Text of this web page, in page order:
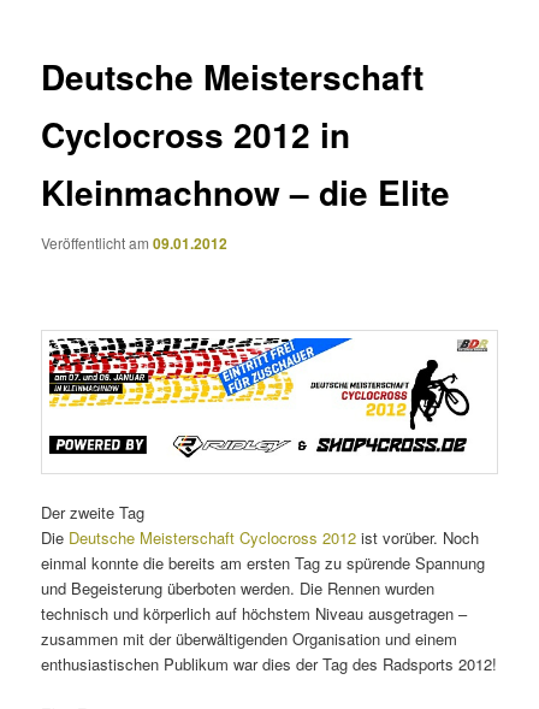
Deutsche Meisterschaft
Cyclocross 2012 in
Kleinmachnow – die Elite
Veröffentlicht am09.01.2012
Der zweite Tag
Die Deutsche Meisterschaft Cyclocross 2012 ist vorüber. Noch
einmal konnte die bereits am ersten Tag zu spürende Spannung
und Begeisterung überboten werden. Die Rennen wurden
technisch und körperlich auf höchstem Niveau ausgetragen –
zusammen mit der überwältigenden Organisation und einem
enthusiastischen Publikum war dies der Tag des Radsports 2012!